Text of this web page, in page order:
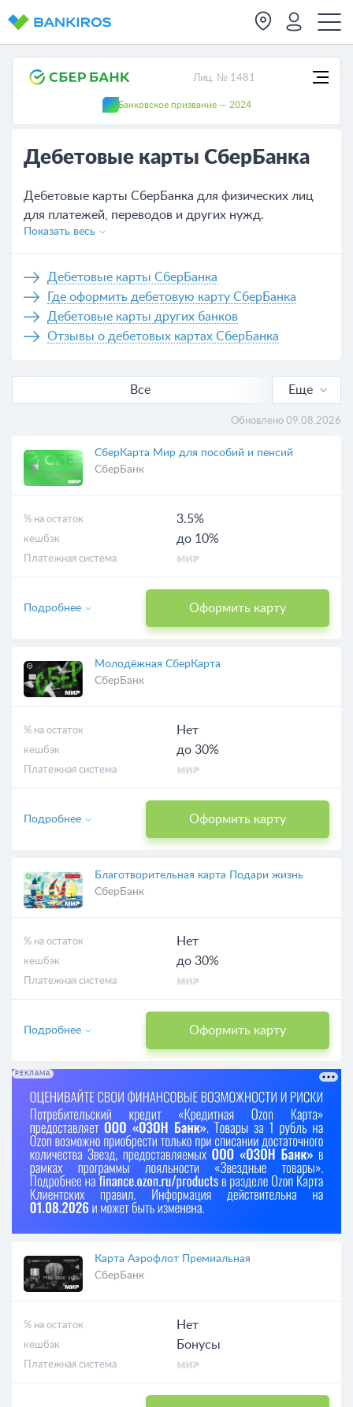
Лиц. № 1481
Банковское призвание — 2024
Дебетовые карты СберБанка
Дебетовые карты СберБанка для физических лиц
для платежей, переводов и других нужд.
Актуальные условия обслуживания всех карт,
банковской карты СберБанка не выходя из дома,
нужно только оставить заявку на сайте или же
обратиться в отделение банка.
Показать весь
Дебетовые карты СберБанка
Где оформить дебетовую карту СберБанка
Дебетовые карты других банков
Отзывы о дебетовых картах СберБанка
Все
Выгодные
Виртуальные
Еще
Обновлено 09.08.2026
СберКарта Мир для пособий и пенсий
СберБанк
% на остаток 3.5%
кешбэк до 10%
Платежная система
Оформить карту
Подробнее
Молодёжная СберКарта
СберБанк
% на остаток Нет
кешбэк до 30%
Платежная система
Оформить карту
Подробнее
Благотворительная карта Подари жизнь
СберБанк
% на остаток Нет
кешбэк до 30%
Платежная система
Оформить карту
Подробнее
РЕКЛАМА
Карта Аэрофлот Премиальная
СберБанк
% на остаток Нет
кешбэк Бонусы
Платежная система